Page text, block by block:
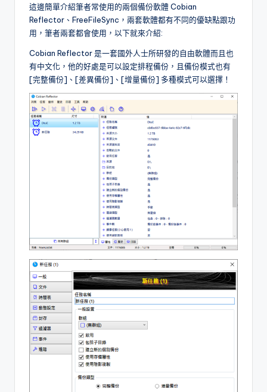
這邊簡單介紹筆者常使用的兩個備份軟體 Cobian
Reflector、FreeFileSync，兩套軟體都有不同的優缺點跟功
用，筆者兩套都會使用，以下就來介紹:
Cobian Reflector 是一套國外人士所研發的自由軟體而且也
有中文化，他的好處是可以設定排程備份，且備份模式也有
[完整備份]、[差異備份]、[增量備份] 多種模式可以選擇！